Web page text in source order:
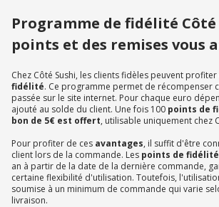
Programme de fidélité Côté
points et des remises vous
Chez Côté Sushi, les clients fidèles peuvent
fidélité. Ce programme permet de récompenser
passée sur le site internet. Pour chaque euro
ajouté au solde du client. Une fois 100 points de
bon de 5€ est offert, utilisable uniquement chez
Pour profiter de ces avantages, il suffit d'être
client lors de la commande. Les points de fidélité
an à partir de la date de la dernière commande,
certaine flexibilité d'utilisation. Toutefois,
soumise à un minimum de commande qui varie
livraison.